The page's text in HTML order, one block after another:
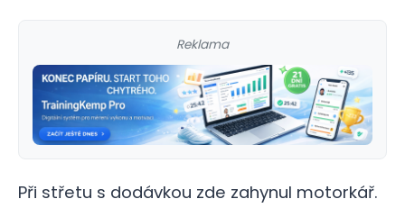
Reklama
Při střetu s dodávkou zde zahynul motorkář.